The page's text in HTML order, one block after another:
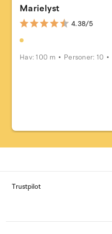
Marielyst
4.38/5
Hav: 100 m Personer: 10
Trustpilot